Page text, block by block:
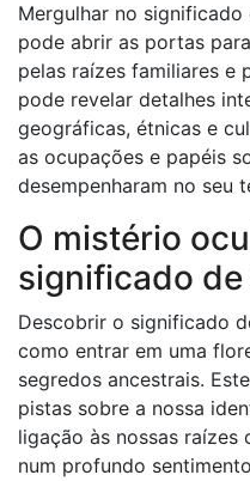
Mergulhar no
pode abrir as portas
pelas raízes familiares e
pode revelar detalhes
geográficas, étnicas e
as ocupações e papéis
desempenharam no seu
O mistério
significado de
Descobrir o significado
como entrar em uma
segredos ancestrais.
pistas sobre a nossa
ligação às nossas raízes
num profundo